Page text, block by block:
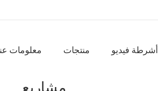
معلومات منتجات أشرطة فيديو
مشاريع